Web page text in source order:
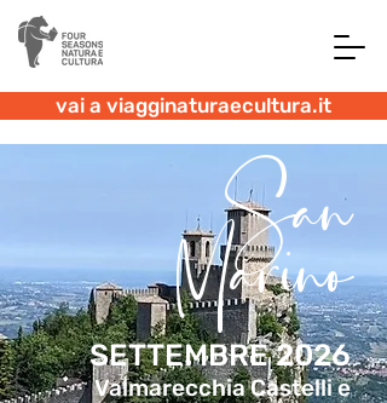
vai a viagginaturaecultura.it
San
Marino
SETTEMBRE 2026
Valmarecchia Castelli e